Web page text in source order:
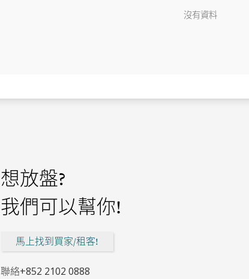
沒有資料
想放盤?
我們可以幫你!
馬上找到買家/租客!
聯絡+852 2102 0888